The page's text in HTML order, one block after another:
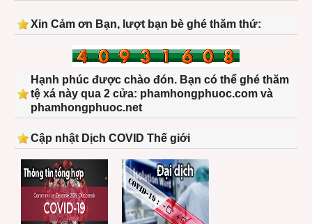
Xin Cảm ơn Bạn, lượt bạn bè ghé thăm thứ:
Hạnh phúc được chào đón. Bạn có thể ghé thăm
tệ xá này qua 2 cửa: phamhongphuoc.com và
phamhongphuoc.net
Cập nhật Dịch COVID Thế giới